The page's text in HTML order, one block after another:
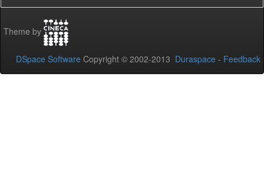
Theme by
DSpace Software Copyright © 2002-2013 Duraspace - Feedback